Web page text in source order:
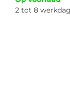
2 tot 8